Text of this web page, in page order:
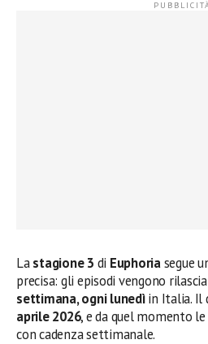
Lastagione 3 di Euphoriasegue
precisa: gli episodi vengono
settimana, ogni lunedìin Italia. Il
aprile 2026, e da quel momento
con cadenza settimanale.